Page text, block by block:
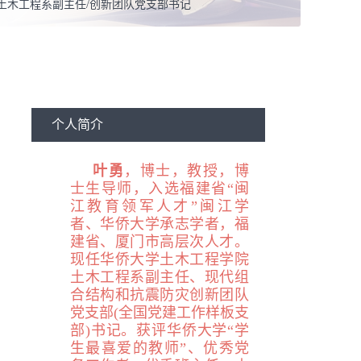
木工程系副主任/创新团队党支部书记
个人简介
叶勇 ， 博士，教授，博
士生导师，入选福建省“闽
江教育领军人才”闽江学
者、华侨大学承志学者，福
建省、厦门市高层次人才。
现任华侨大学土木工程学院
土木工程系副主任、现代组
合结构和抗震防灾创新团队
党支部(全国党建工作样板支
部)书记。获评华侨大学“学
生最喜爱的教师”、优秀党